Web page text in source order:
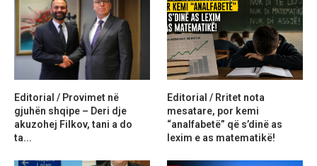
Editorial / Provimet në
gjuhën shqipe – Deri dje
akuzohej Filkov, tani a do
ta...
Editorial / Rritet nota
mesatare, por kemi
“analfabetë” që s’dinë as
lexim e as matematikë!